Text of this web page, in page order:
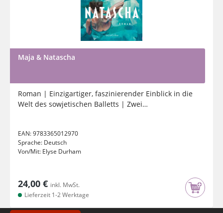
Maja & Natascha
Roman | Einzigartiger, faszinierender Einblick in die
Welt des sowjetischen Balletts | Zwei
EAN:9783365012970
Sprache: Deutsch
Von/Mit: Elyse Durham
24,00 € inkl. MwSt.
Lieferzeit 1-2 Werktage